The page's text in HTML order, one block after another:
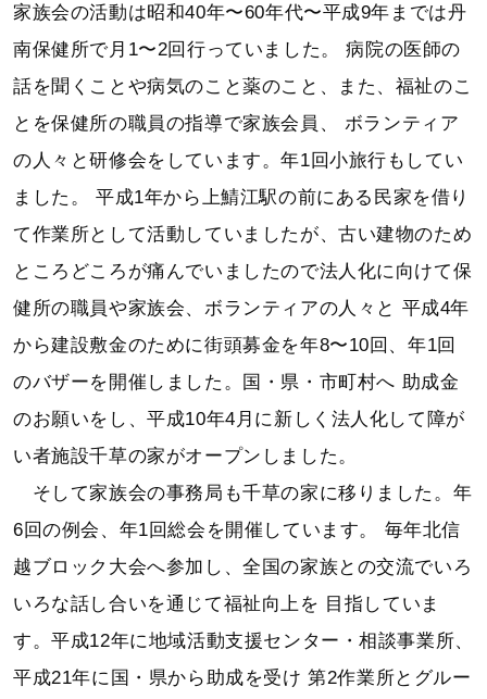
家族会の活動は昭和40年〜60年代〜平成9年までは丹
南保健所で月1〜2回行っていました。
病院の医師の
話を聞くことや病気のこと薬のこと、また、福祉のこ
とを保健所の職員の指導で家族会員、
ボランティア
の人々と研修会をしています。年1回小旅行もしてい
ました。
平成1年から上鯖江駅の前にある民家を借り
て作業所として活動していましたが、古い建物のため
ところどころが痛んでいましたので法人化に向けて保
健所の職員や家族会、ボランティアの人々と 平成4年
から建設敷金のために街頭募金を年8〜10回、年1回
のバザーを開催しました。国・県・市町村へ 助成金
のお願いをし、平成10年4月に新しく法人化して障が
い者施設千草の家がオープンしました。
そして家族会の事務局も千草の家に移りました。年
6回の例会、年1回総会を開催しています。
毎年北信
越ブロック大会へ参加し、全国の家族との交流でいろ
いろな話し合いを通じて福祉向上を 目指していま
す。平成12年に地域活動支援センター・相談事業所、
平成21年に国・県から助成を受け 第2作業所とグルー